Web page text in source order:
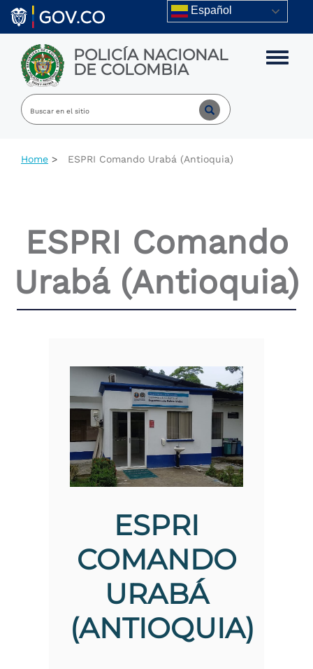
Skip to main content Español
POLICÍA NACIONAL
DE COLOMBIA Toggle
Home ESPRI Comando Urabá (Antioquia)
ESPRI Comando
Urabá (Antioquia)
ESPRI
COMANDO
URABÁ
(ANTIOQUIA)